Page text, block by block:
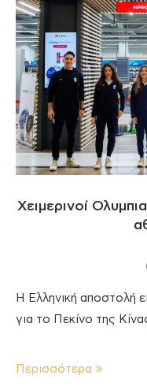
Χειμερινοί
Η Ελληνική αποστολή
για το Πεκίνο της
Περισσότερα